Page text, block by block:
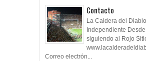
Contacto
La Caldera del
Independiente
siguiendo al Rojo
Correo electrón...